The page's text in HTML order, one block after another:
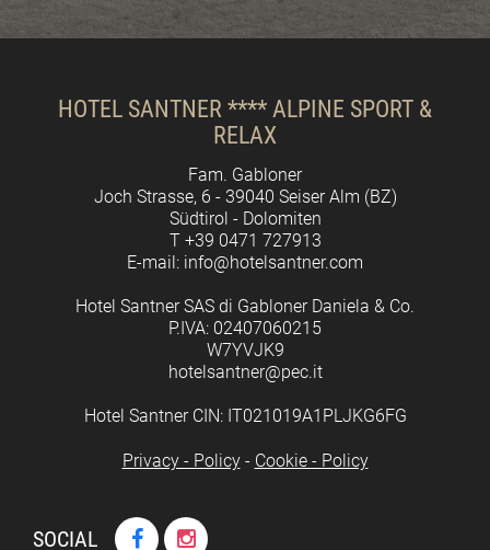
HOTEL SANTNER **** ALPINE SPORT &
RELAX
Fam. Gabloner
Joch Strasse, 6 - 39040 Seiser Alm (BZ)
Südtirol - Dolomiten
T +39 0471 727913
E-mail: info@hotelsantner.com
Hotel Santner SAS di Gabloner Daniela & Co.
P.IVA: 02407060215
W7YVJK9
hotelsantner@pec.it
Hotel Santner CIN: IT021019A1PLJKG6FG
Privacy - Policy- Cookie - Policy
SOCIAL